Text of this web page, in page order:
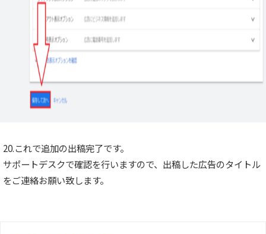
20.これで追加の出稿完了です。
サポートデスクで確認を行いますので、出稿した広告のタイトル
をご連絡お願い致します。